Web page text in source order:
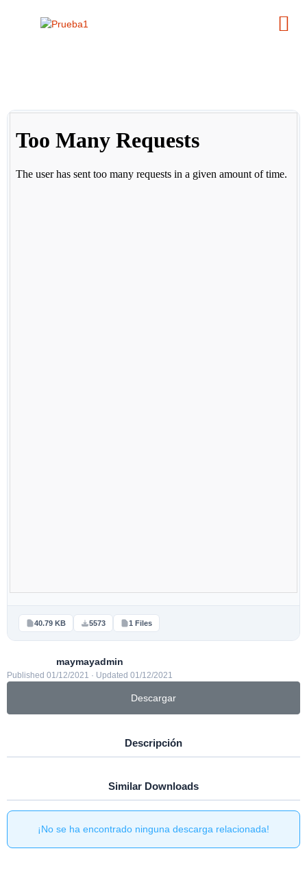
40.79 KB 5573 1 Files
maymayadmin
Published 01/12/2021 · Updated 01/12/2021
Descargar
Descripción
Similar Downloads
¡No se ha encontrado ninguna descarga relacionada!